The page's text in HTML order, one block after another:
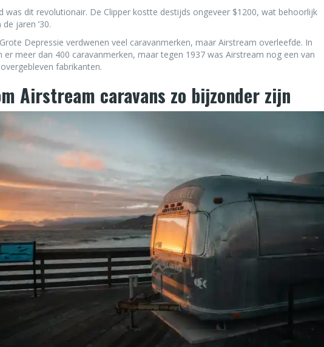
was dit revolutionair. De Clipper kostte destijds ongeveer $1200, wat behoorlijk
jaren ’30.
Depressie verdwenen veel caravanmerken, maar Airstream overleefde. In
er meer dan 400 caravanmerken, maar tegen 1937 was Airstream nog een van
fabrikanten.
Airstream caravans zo bijzonder zijn